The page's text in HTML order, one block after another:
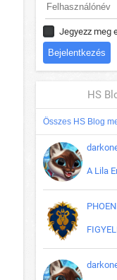
Jegyezz meg
HS
Összes HS Blog
A Lila